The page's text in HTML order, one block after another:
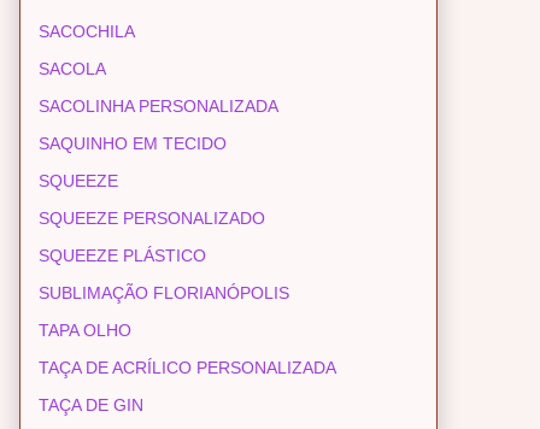
SACOCHILA
SACOLA
SACOLINHA PERSONALIZADA
SAQUINHO EM TECIDO
SQUEEZE
SQUEEZE PERSONALIZADO
SQUEEZE PLÁSTICO
SUBLIMAÇÃO FLORIANÓPOLIS
TAPA OLHO
TAÇA DE ACRÍLICO PERSONALIZADA
TAÇA DE GIN